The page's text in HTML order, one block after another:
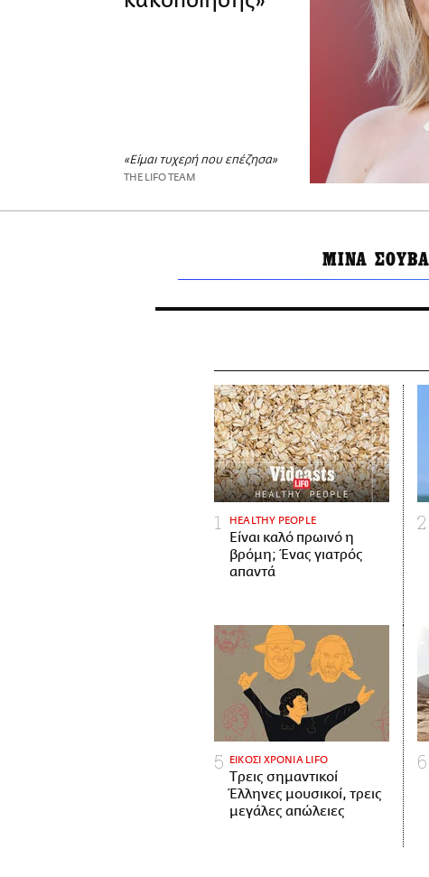
«Είμαι τυχερή που επέζησα»
THE LIFO TEAM
ΜΙΝΑ
HEALTHY PEOPLE
Είναι καλό πρωινό η
βρόμη; Ένας γιατρός
απαντά
ΕΙΚΟΣΙ ΧΡΟΝΙΑ LIFO
Tρεις σημαντικοί
Έλληνες μουσικοί, τρεις
μεγάλες απώλειες